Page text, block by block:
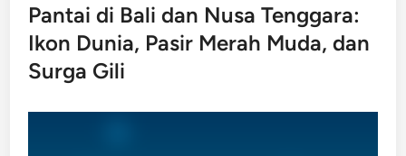
Pantai di Bali dan Nusa Tenggara:
Ikon Dunia, Pasir Merah Muda, dan
Surga Gili